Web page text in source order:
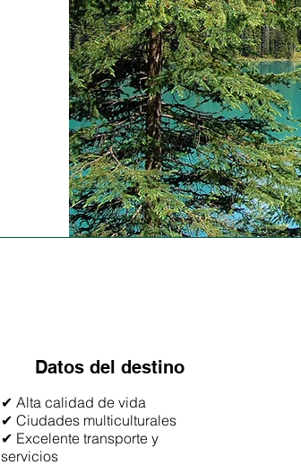
Datos del destino
✔ Alta calidad de vida
✔ Ciudades multiculturales
✔ Excelente transporte y
servicios